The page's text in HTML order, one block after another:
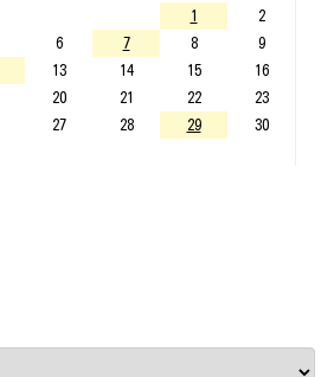
1
2
6 7 8
9
13 14 15
16
20 21 22
23
27 28 29
30